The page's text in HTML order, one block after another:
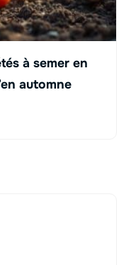
à semer en
automne